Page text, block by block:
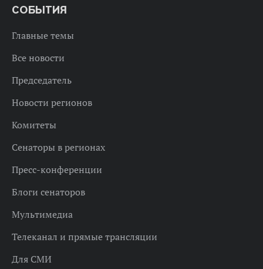
СОБЫТИЯ
Главные темы
Все новости
Председатель
Новости регионов
Комитеты
Сенаторы в регионах
Пресс-конференции
Блоги сенаторов
Мультимедиа
Телеканал и прямые трансляции
Для СМИ